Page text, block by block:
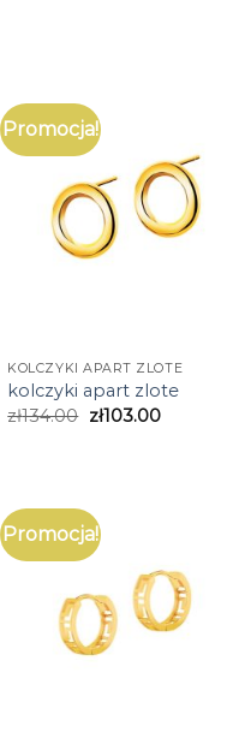
Promocja!
KOLCZYKI APART ZLOTE
kolczyki apart zlote
zł134.00 zł103.00
Promocja!